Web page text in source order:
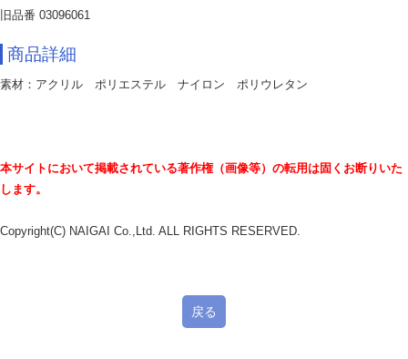
旧品番 03096061
商品詳細
素材：アクリル ポリエステル ナイロン ポリウレタン
本サイトにおいて掲載されている著作権（画像等）の転用は固くお断りいた
します。
Copyright(C) NAIGAI Co.,Ltd. ALL RIGHTS RESERVED.
戻る